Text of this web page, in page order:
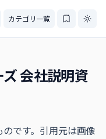
カテゴリ一覧
会社説明資
です。引用元は画像